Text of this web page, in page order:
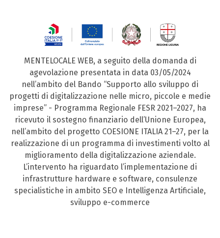
MENTELOCALE WEB, a seguito della domanda di
agevolazione presentata in data 03/05/2024
nell’ambito del Bando “Supporto allo sviluppo di
progetti di digitalizzazione nelle micro, piccole e medie
imprese” - Programma Regionale FESR 2021–2027, ha
ricevuto il sostegno finanziario dell’Unione Europea,
nell’ambito del progetto COESIONE ITALIA 21–27, per la
realizzazione di un programma di investimenti volto al
miglioramento della digitalizzazione aziendale.
L’intervento ha riguardato l’implementazione di
infrastrutture hardware e software, consulenze
specialistiche in ambito SEO e Intelligenza Artificiale,
sviluppo e-commerce